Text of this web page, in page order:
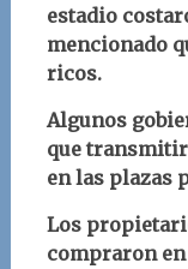
estadio
mencionado
ricos.
Algunos
que
en las plazas
Los
compraron